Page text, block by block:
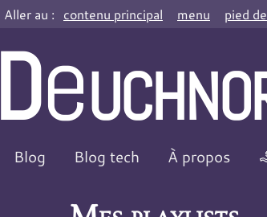
Aller au : contenu principal menu pied
De
Blog Blog tech À propos